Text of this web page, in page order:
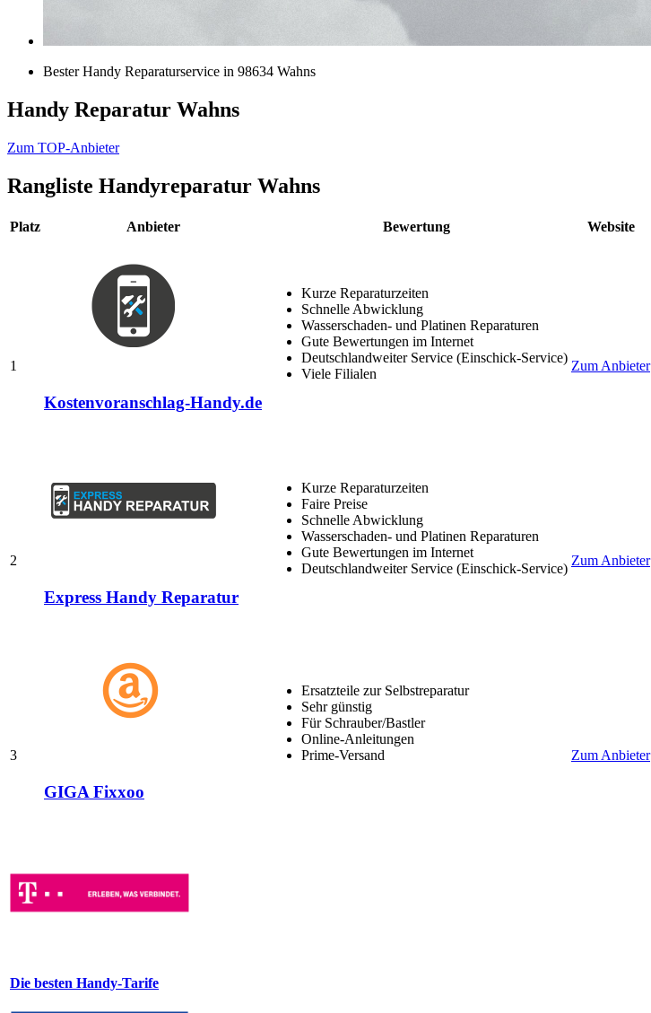
Bester Handy Reparaturservice in 98634 Wahns
Handy Reparatur Wahns
Zum TOP-Anbieter
Rangliste Handyreparatur Wahns
Platz Anbieter Bewertung Website
1
Kostenvoranschlag-Handy.de
Kurze Reparaturzeiten
Schnelle Abwicklung
Wasserschaden- und Platinen Reparaturen
Gute Bewertungen im Internet
Deutschlandweiter Service (Einschick-Service)
Viele Filialen
Zum Anbieter
2
Express Handy Reparatur
Kurze Reparaturzeiten
Faire Preise
Schnelle Abwicklung
Wasserschaden- und Platinen Reparaturen
Gute Bewertungen im Internet
Deutschlandweiter Service (Einschick-Service)
Zum Anbieter
3
GIGA Fixxoo
Ersatzteile zur Selbstreparatur
Sehr günstig
Für Schrauber/Bastler
Online-Anleitungen
Prime-Versand
Zum Anbieter
Die besten Handy-Tarife